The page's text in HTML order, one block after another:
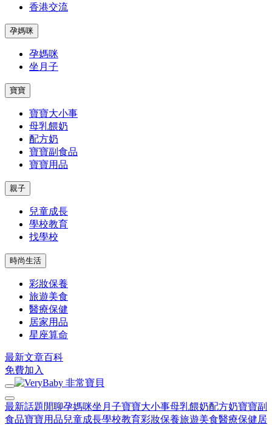
香港交流
孕媽咪
孕媽咪
坐月子
寶寶
寶寶大小事
母乳餵奶
配方奶
寶寶副食品
寶寶用品
親子
兒童成長
學校教育
找學校
時尚生活
彩妝保養
旅遊美食
醫療保健
居家用品
星座算命
最新文章百科
免費加入
最新話題 閒聊孕媽咪坐月子寶寶大小事母乳餵奶配方奶寶寶副
食品寶寶用品兒童成長學校教育彩妝保養旅遊美食醫療保健居